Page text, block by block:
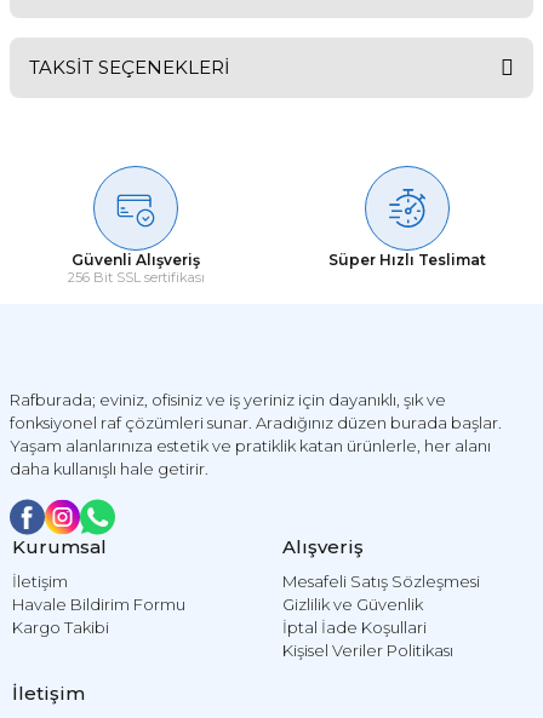
Ürün hakkında henüz soru sorulmamış.
TAKSİT SEÇENEKLERİ
Güvenli Alışveriş
256 Bit SSL sertifikası
Süper Hızlı Teslimat
Rafburada; eviniz, ofisiniz ve iş yeriniz için dayanıklı, şık ve
fonksiyonel raf çözümleri sunar. Aradığınız düzen burada başlar.
Yaşam alanlarınıza estetik ve pratiklik katan ürünlerle, her alanı
daha kullanışlı hale getirir.
Kurumsal
İletişim
Havale Bildirim Formu
Kargo Takibi
Alışveriş
Mesafeli Satış Sözleşmesi
Gizlilik ve Güvenlik
İptal İade Koşullari
Kişisel Veriler Politikası
İletişim